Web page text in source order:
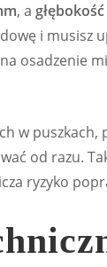
, a
i musisz
osadzenie
w
od razu.
ryzyko